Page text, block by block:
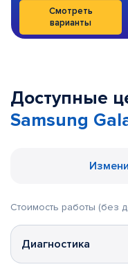
Смотреть
варианты
Доступные
Samsung
Стоимость работы (без
Диагностика